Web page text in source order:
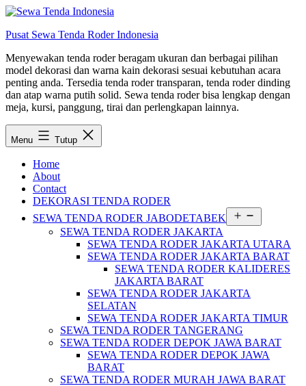
Lewati
konten
Pusat Sewa Tenda Roder Indonesia
Menyewakan tenda roder beragam ukuran dan berbagai pilihan
model dekorasi dan warna kain dekorasi sesuai kebutuhan acara
penting anda. Tersedia tenda roder transparan, tenda roder dinding
dan atap warna putih solid. Sewa tenda roder bisa lengkap dengan
meja, kursi, panggung, tirai dan perlengkapan lainnya.
Menu Tutup
Home
About
Contact
DEKORASI TENDA RODER
SEWA TENDA RODER JABODETABEK
menu
SEWA TENDA RODER JAKARTA
SEWA TENDA RODER JAKARTA UTARA
SEWA TENDA RODER JAKARTA BARAT
SEWA TENDA RODER KALIDERES
JAKARTA BARAT
SEWA TENDA RODER JAKARTA
SELATAN
SEWA TENDA RODER JAKARTA TIMUR
SEWA TENDA RODER TANGERANG
SEWA TENDA RODER DEPOK JAWA BARAT
SEWA TENDA RODER DEPOK JAWA
BARAT
SEWA TENDA RODER MURAH JAWA BARAT